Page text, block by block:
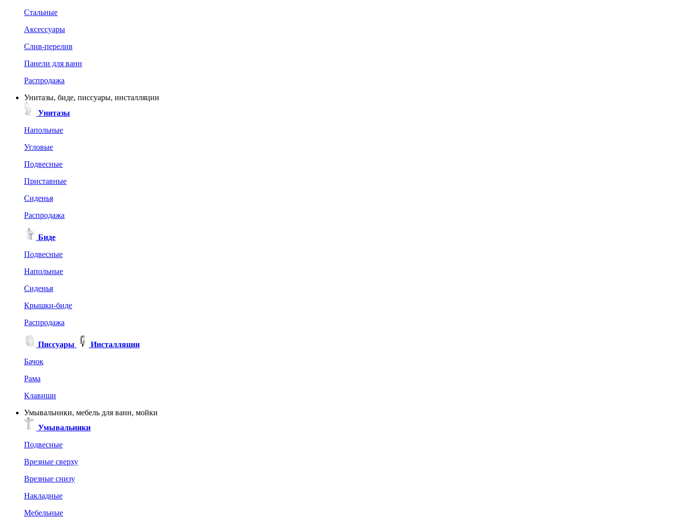
Стальные
Аксессуары
Слив-перелив
Панели для ванн
Распродажа
Унитазы, биде, писсуары, инсталляции
Унитазы
Напольные
Угловые
Подвесные
Приставные
Сиденья
Распродажа
Биде
Подвесные
Напольные
Сиденья
Крышки-биде
Распродажа
Писсуары
Инсталляции
Бачок
Рама
Клавиши
Умывальники, мебель для ванн, мойки
Умывальники
Подвесные
Врезные сверху
Врезные снизу
Накладные
Мебельные